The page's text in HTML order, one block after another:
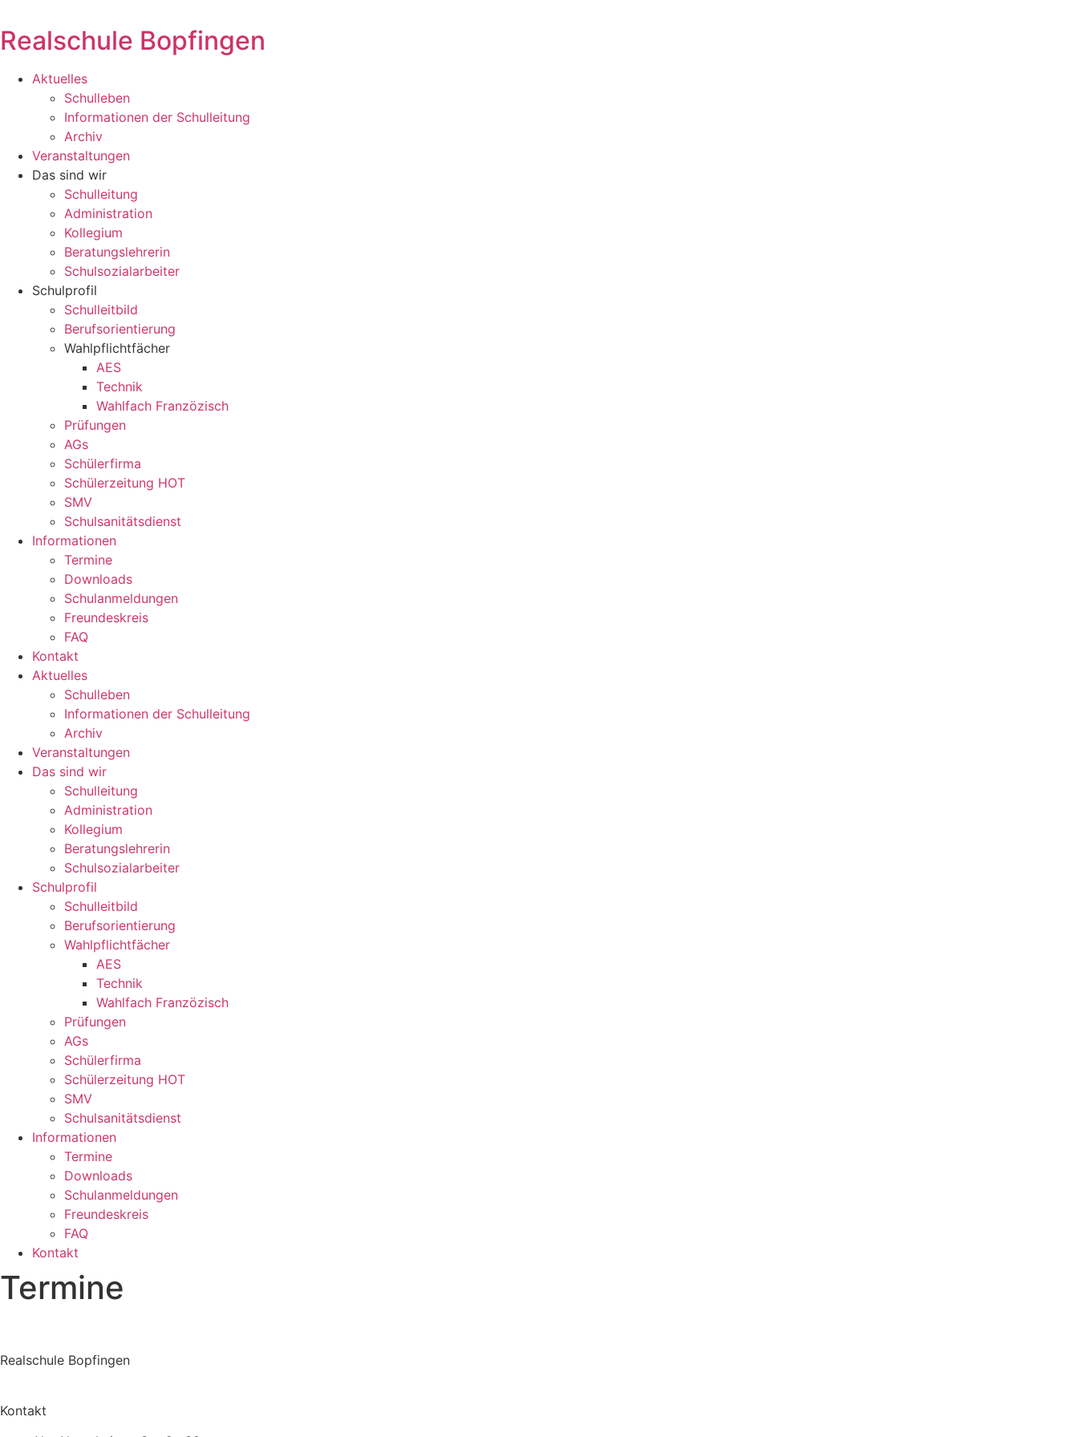
Inhalt
springen
Realschule Bopfingen
Aktuelles
Schulleben
Informationen der Schulleitung
Archiv
Veranstaltungen
Das sind wir
Schulleitung
Administration
Kollegium
Beratungslehrerin
Schulsozialarbeiter
Schulprofil
Schulleitbild
Berufsorientierung
Wahlpflichtfächer
AES
Technik
Wahlfach Franzözisch
Prüfungen
AGs
Schülerfirma
Schülerzeitung HOT
SMV
Schulsanitätsdienst
Informationen
Termine
Downloads
Schulanmeldungen
Freundeskreis
FAQ
Kontakt
Aktuelles
Schulleben
Informationen der Schulleitung
Archiv
Veranstaltungen
Das sind wir
Schulleitung
Administration
Kollegium
Beratungslehrerin
Schulsozialarbeiter
Schulprofil
Schulleitbild
Berufsorientierung
Wahlpflichtfächer
AES
Technik
Wahlfach Franzözisch
Prüfungen
AGs
Schülerfirma
Schülerzeitung HOT
SMV
Schulsanitätsdienst
Informationen
Termine
Downloads
Schulanmeldungen
Freundeskreis
FAQ
Kontakt
Termine
Realschule Bopfingen
Kontakt